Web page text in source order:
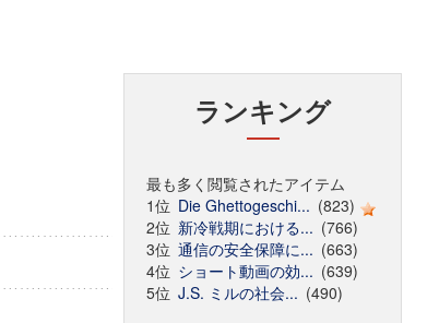
ランキング
最も多く閲覧されたアイテム
1位 Die Ghettogeschi... (823)
2位 新冷戦期における... (766)
3位 通信の安全保障に... (663)
4位 ショート動画の効... (639)
5位 J.S. ミルの社会... (490)